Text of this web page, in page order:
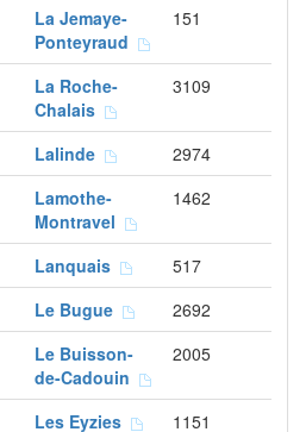
La Jemaye-
Ponteyraud
151
La Roche-
Chalais
3109
Lalinde
2974
Lamothe-
Montravel
1462
Lanquais
517
Le Bugue
2692
Le Buisson-
de-Cadouin
2005
Les Eyzies 1151